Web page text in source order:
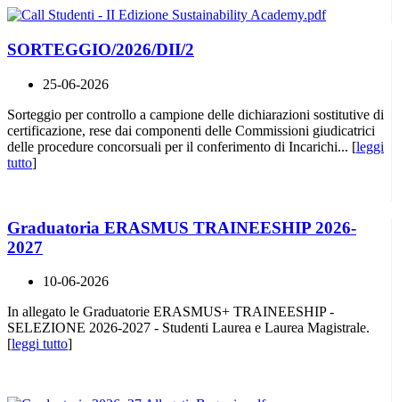
SORTEGGIO/2026/DII/2
25-06-2026
Sorteggio per controllo a campione delle dichiarazioni sostitutive di
certificazione, rese dai componenti delle Commissioni giudicatrici
delle procedure concorsuali per il conferimento di Incarichi... [leggi
tutto]
Graduatoria ERASMUS TRAINEESHIP 2026-
2027
10-06-2026
In allegato le Graduatorie ERASMUS+ TRAINEESHIP -
SELEZIONE 2026-2027 - Studenti Laurea e Laurea Magistrale.
[leggi tutto]